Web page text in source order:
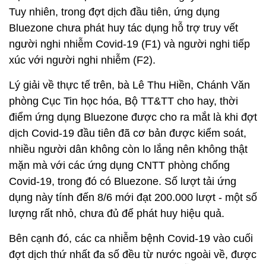
Tuy nhiên, trong đợt dịch đầu tiên, ứng dụng
Bluezone chưa phát huy tác dụng hỗ trợ truy vết
người nghi nhiễm Covid-19 (F1) và người nghi tiếp
xúc với người nghi nhiễm (F2).
Lý giải về thực tế trên, bà Lê Thu Hiền, Chánh Văn
phòng Cục Tin học hóa, Bộ TT&TT cho hay, thời
điểm ứng dụng Bluezone được cho ra mắt là khi đợt
dịch Covid-19 đầu tiên đã cơ bản được kiểm soát,
nhiều người dân không còn lo lắng nên không thật
mặn mà với các ứng dụng CNTT phòng chống
Covid-19, trong đó có Bluezone. Số lượt tải ứng
dụng này tính đến 8/6 mới đạt 200.000 lượt - một số
lượng rất nhỏ, chưa đủ để phát huy hiệu quả.
Bên cạnh đó, các ca nhiễm bệnh Covid-19 vào cuối
đợt dịch thứ nhất đa số đều từ nước ngoài về, được